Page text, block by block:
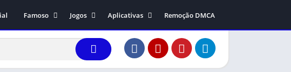
Famoso
Subway Surfers 1.99
GTA San Andreas
Jogos
Ação
Arcade
Aventura
Aplicativas
Comunicação
Entretenimento
Remoção DMCA